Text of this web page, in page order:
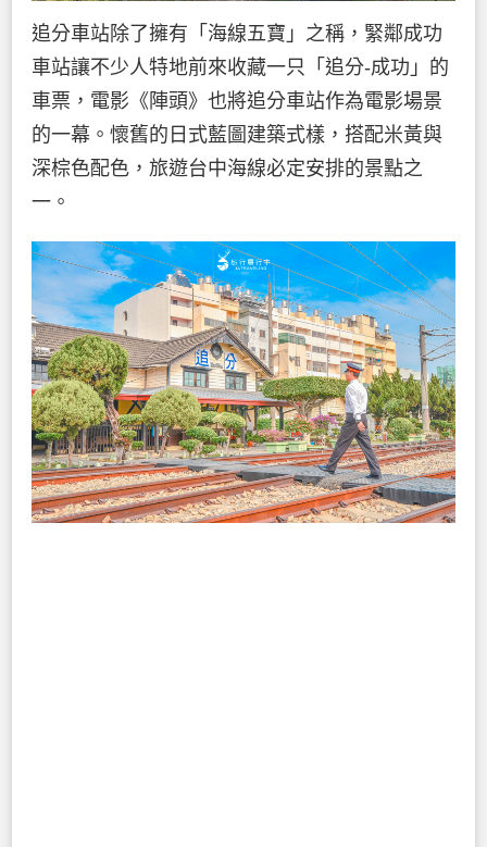
追分車站除了擁有「海線五寶」之稱，緊鄰成功
車站讓不少人特地前來收藏一只「追分-成功」的
車票，電影《陣頭》也將追分車站作為電影場景
的一幕。懷舊的日式藍圖建築式樣，搭配米黃與
深棕色配色，旅遊台中海線必定安排的景點之
一。